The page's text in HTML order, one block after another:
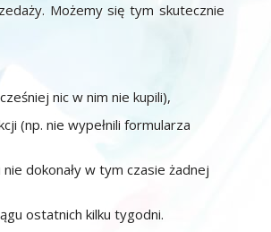
Możemy się tym skutecznie
nic w nim nie kupili),
(np. nie wypełnili formularza
dokonały w tym czasie żadnej
ostatnich kilku tygodni.